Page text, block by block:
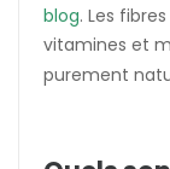
blog. Les
vitamines et
purement